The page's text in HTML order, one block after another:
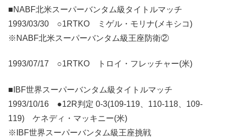
■NABF北米スーパーバンタム級タイトルマッチ
1993/03/30 ○1RTKO ミゲル・モリナ(メキシコ)
※NABF北米スーパーバンタム級王座防衛②
1993/07/17 ○1RTKO トロイ・フレッチャー(米)
■IBF世界スーパーバンタム級タイトルマッチ
1993/10/16 ●12R判定 0-3(109-119、110-118、109-
119) ケネディ・マッキニー(米)
※IBF世界スーパーバンタム級王座挑戦